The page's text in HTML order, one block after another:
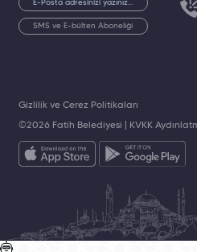
SMS ve E-bülten Aboneliği
©2026 Fatih Belediyesi | KVKK
Gizlilik ve Çerez Politikaları